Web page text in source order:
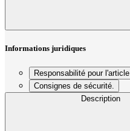
Informations juridiques
Responsabilité pour l'article
Consignes de sécurité.
Description